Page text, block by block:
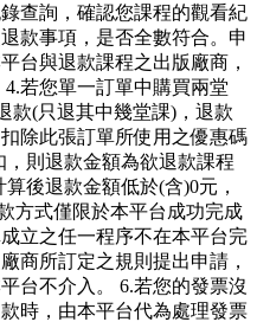
查詢，確認您課程的觀看紀
款事項，是否全數符合。申
台與退款課程之出版廠商，
若您單一訂單中購買兩堂
款(只退其中幾堂課)，退款
除此張訂單所使用之優惠碼
則退款金額為欲退款課程
後退款金額低於(含)0元，
方式僅限於本平台成功完成
立之任一程序不在本平台完
商所訂定之規則提出申請，
台不介入。 6.若您的發票沒
時，由本平台代為處理發票